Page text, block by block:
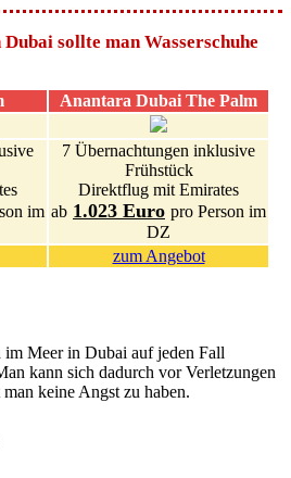
sollte man Wasserschuhe
Anantara Dubai The Palm
im
7 Übernachtungen inklusive
Frühstück
Direktflug mit Emirates
ab 1.023 Euro pro Person im
DZ
zum Angebot
Meer in Dubai auf jeden Fall
kann sich dadurch vor Verletzungen
keine Angst zu haben.